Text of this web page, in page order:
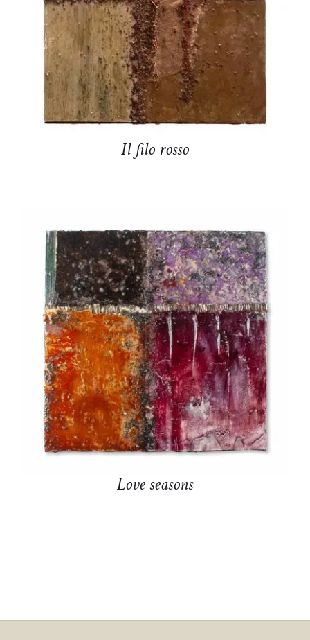
DETTAGLI
Il filo rosso
DETTAGLI
Love seasons